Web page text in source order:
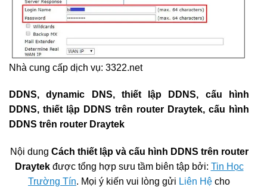
Nhà cung cấp dịch vụ: 3322.net
DDNS, dynamic DNS, thiết lập DDNS, cấu hình
DDNS, thiết lập DDNS trên router Draytek, cấu hình
DDNS trên router Draytek
Nội dung Cách thiết lập và cấu hình DDNS trên router
Draytekđược tổng hợp sưu tầm biên tập bởi: Tin Học
Trường Tín. Mọi ý kiến vui lòng gửi Liên Hệ cho